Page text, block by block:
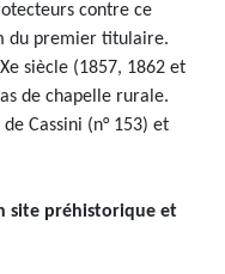
contre ce
du premier titulaire.
siècle (1857, 1862 et
de chapelle rurale.
Cassini (n° 153) et
site préhistorique et